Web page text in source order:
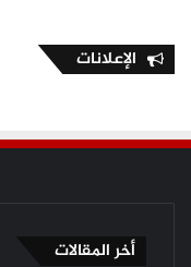
الإعلانات
أخر المقالات